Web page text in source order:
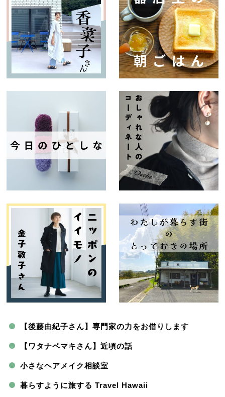
【後藤由紀子さん】専門家の力をお借りします
【ワタナベマキさん】近頃の話
小さなヘアメイク相談室
暮らすように旅する Travel Hawaii